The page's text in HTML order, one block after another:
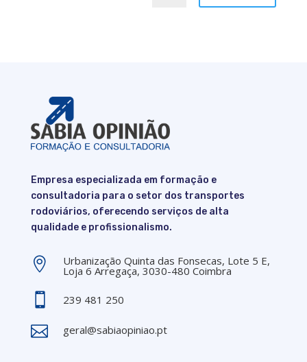
Empresa especializada em formação e
consultadoria para o setor dos transportes
rodoviários, oferecendo serviços de alta
qualidade e profissionalismo.
 Urbanização Quinta das Fonsecas, Lote 5 E,
Loja 6 Arregaça, 3030-480 Coimbra
 239 481 250
 geral@sabiaopiniao.pt